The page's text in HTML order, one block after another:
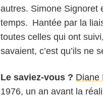
autres. Simone Signoret
temps. Hantée par la
toutes celles qui ont
savaient, c’est qu’ils ne
Le saviez-vous ? Diane
1976, un an avant la